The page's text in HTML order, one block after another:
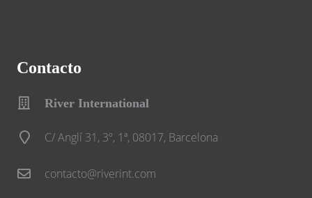
Contacto
River International
C/ Anglí 31, 3º, 1ª, 08017, Barcelona
contacto@riverint.com